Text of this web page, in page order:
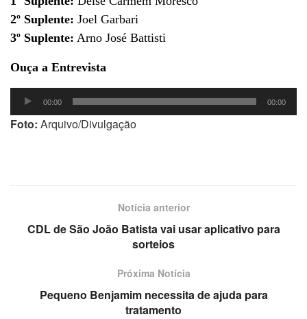
2º Suplente: Joel Garbari
3º Suplente: Arno José Battisti
Ouça a Entrevista
Tocador
de
áudio
00:00 00:00
Foto: Arquivo/Divulgação
Notícia anterior
CDL de São João Batista vai usar aplicativo para
sorteios
Próxima Notícia
Pequeno Benjamim necessita de ajuda para
tratamento